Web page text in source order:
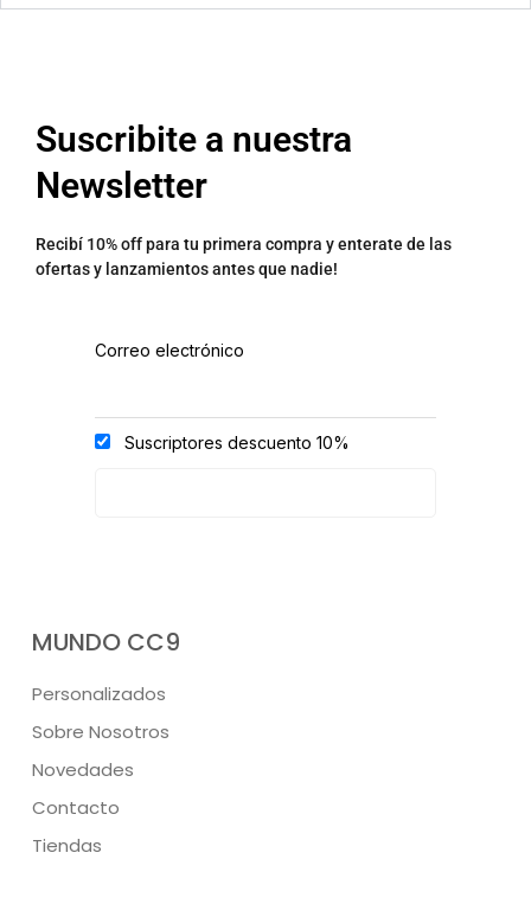
Suscribite a nuestra
Newsletter
Recibí 10% off para tu primera compra y enterate de las
ofertas y lanzamientos antes que nadie!
Correo electrónico
Suscriptores descuento 10%
MUNDO CC9
Personalizados
Sobre Nosotros
Novedades
Contacto
Tiendas